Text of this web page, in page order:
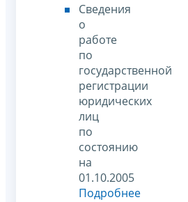
Сведения
о
работе
по
государственной
регистрации
юридических
лиц
по
состоянию
на
01.10.2005
Подробнее